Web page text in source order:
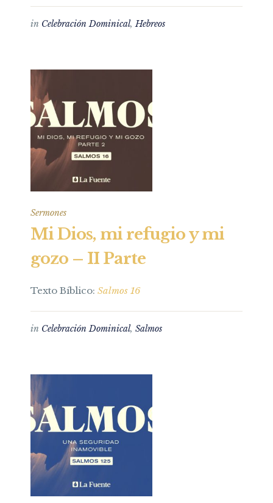
in Celebración Dominical,Hebreos
Sermones
Mi Dios, mi refugio y mi
gozo – II Parte
Texto Bíblico: Salmos 16
in Celebración Dominical, Salmos